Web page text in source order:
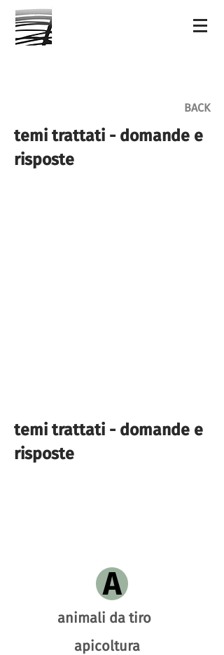
BACK
temi trattati - domande e
risposte
temi trattati - domande e
risposte
A
animali da tiro
apicoltura